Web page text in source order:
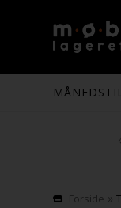
Forside »